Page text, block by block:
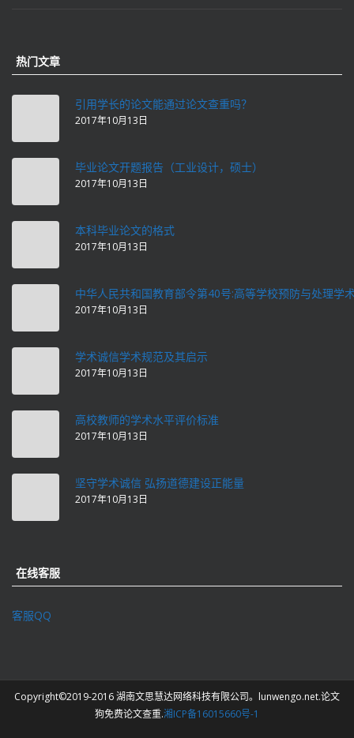
热门文章
引用学长的论文能通过论文查重吗？
2017年10月13日
毕业论文开题报告（工业设计，硕士）
2017年10月13日
本科毕业论文的格式
2017年10月13日
中华人民共和国教育部令第40号:高等学校预防与处理学
2017年10月13日
学术诚信学术规范及其启示
2017年10月13日
高校教师的学术水平评价标准
2017年10月13日
坚守学术诚信 弘扬道德建设正能量
2017年10月13日
在线客服
客服QQ
Copyright©2019-2016 湖南文思慧达网络科技有限公司。lunwengo.net.论文
狗免费论文查重.湘ICP备16015660号-1